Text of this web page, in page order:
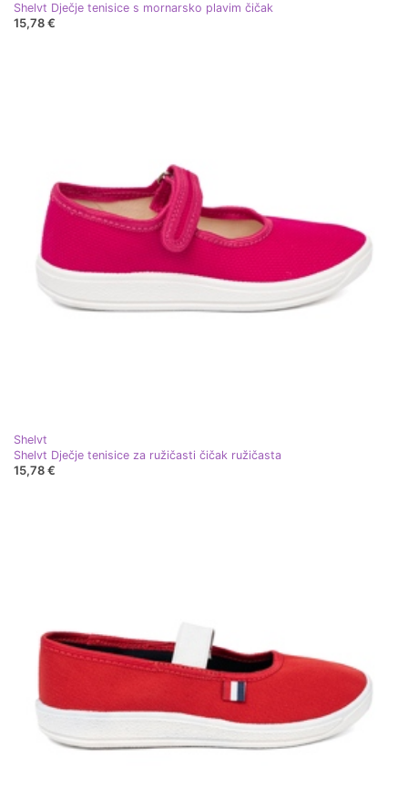
Shelvt Dječje tenisice s mornarsko plavim čičak
15,78 €
Shelvt
Shelvt Dječje tenisice za ružičasti čičak ružičasta
15,78 €